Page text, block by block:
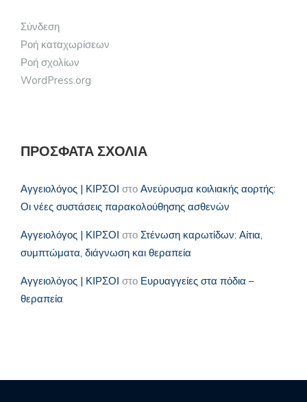
Σύνδεση
Ροή καταχωρίσεων
Ροή σχολίων
WordPress.org
ΠΡΌΣΦΑΤΑ ΣΧΌΛΙΑ
Αγγειολόγος | ΚΙΡΣΟΙ στο Ανεύρυσμα κοιλιακής αορτής:
Οι νέες συστάσεις παρακολούθησης ασθενών
Αγγειολόγος | ΚΙΡΣΟΙ στο Στένωση καρωτίδων: Αίτια,
συμπτώματα, διάγνωση και θεραπεία
Αγγειολόγος | ΚΙΡΣΟΙ στο Ευρυαγγείες στα πόδια –
θεραπεία